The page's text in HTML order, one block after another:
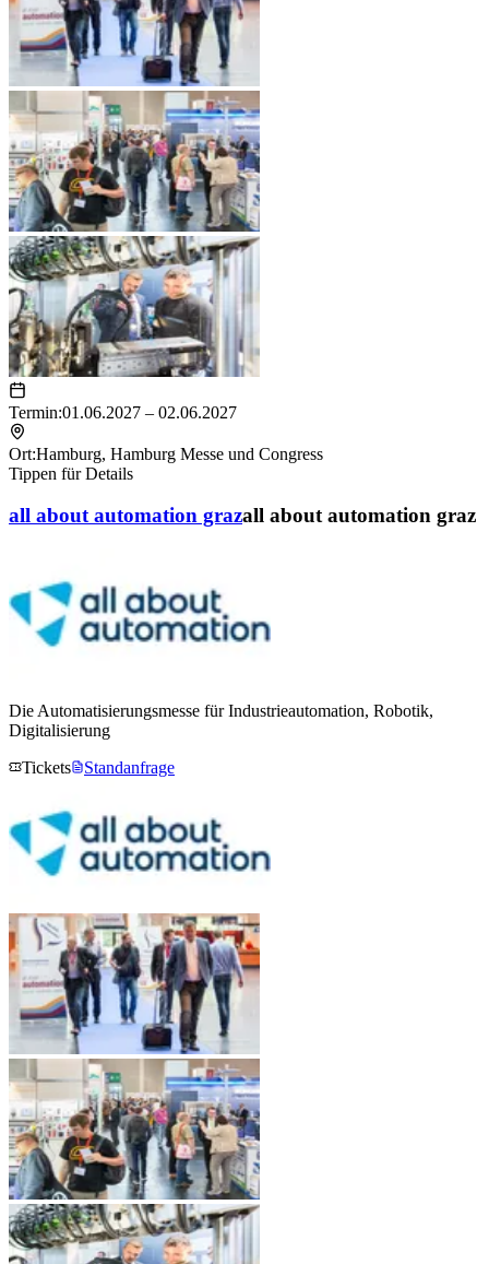
Termin:01.06.2027 – 02.06.2027
Ort:Hamburg, Hamburg Messe und Congress
Tippen für Details
all about automation grazall about automation graz
Die Automatisierungsmesse für Industrieautomation, Robotik,
Digitalisierung
Tickets
Standanfrage